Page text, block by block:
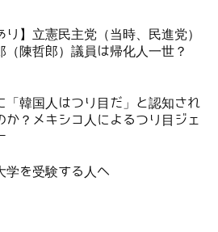
り】立憲民主党（当時、民進党）
（陳哲郎）議員は帰化人一世？
「韓国人はつり目だ」と認知され
か？メキシコ人によるつり目ジェ
学を受験する人へ